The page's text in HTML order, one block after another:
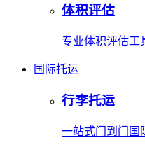
体积评估
专业体积评估工
国际托运
行李托运
一站式门到门国